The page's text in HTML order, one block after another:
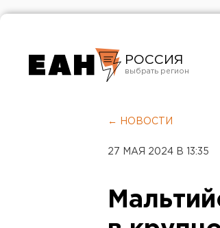
РОССИЯ
Челябинск
← НОВОСТИ
27 МАЯ 2024 В 13:35